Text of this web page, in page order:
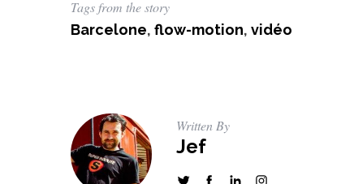
Tags from the story
Barcelone, flow-motion, vidéo
Written By
Jef